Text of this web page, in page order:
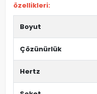
özellikleri:
Boyut
Çözünürlük
Hertz